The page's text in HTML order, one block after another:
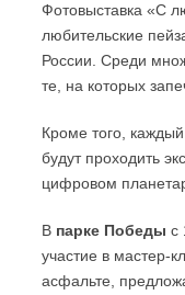
Фотовыставка «С
любительские
России. Среди
те, на которых
Кроме того,
будут проходить
цифровом
В парке Победы с
участие в мастер-
асфальте,